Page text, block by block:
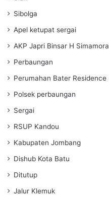
Sibolga
Apel ketupat sergai
AKP Japri Binsar H Simamora
Perbaungan
Perumahan Bater Residence
Polsek perbaungan
Sergai
RSUP Kandou
Kabupaten Jombang
Dishub Kota Batu
Ditutup
Jalur Klemuk